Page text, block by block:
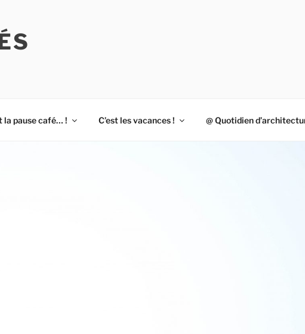
la pause café… ! C’est les vacances ! @ Quotidien